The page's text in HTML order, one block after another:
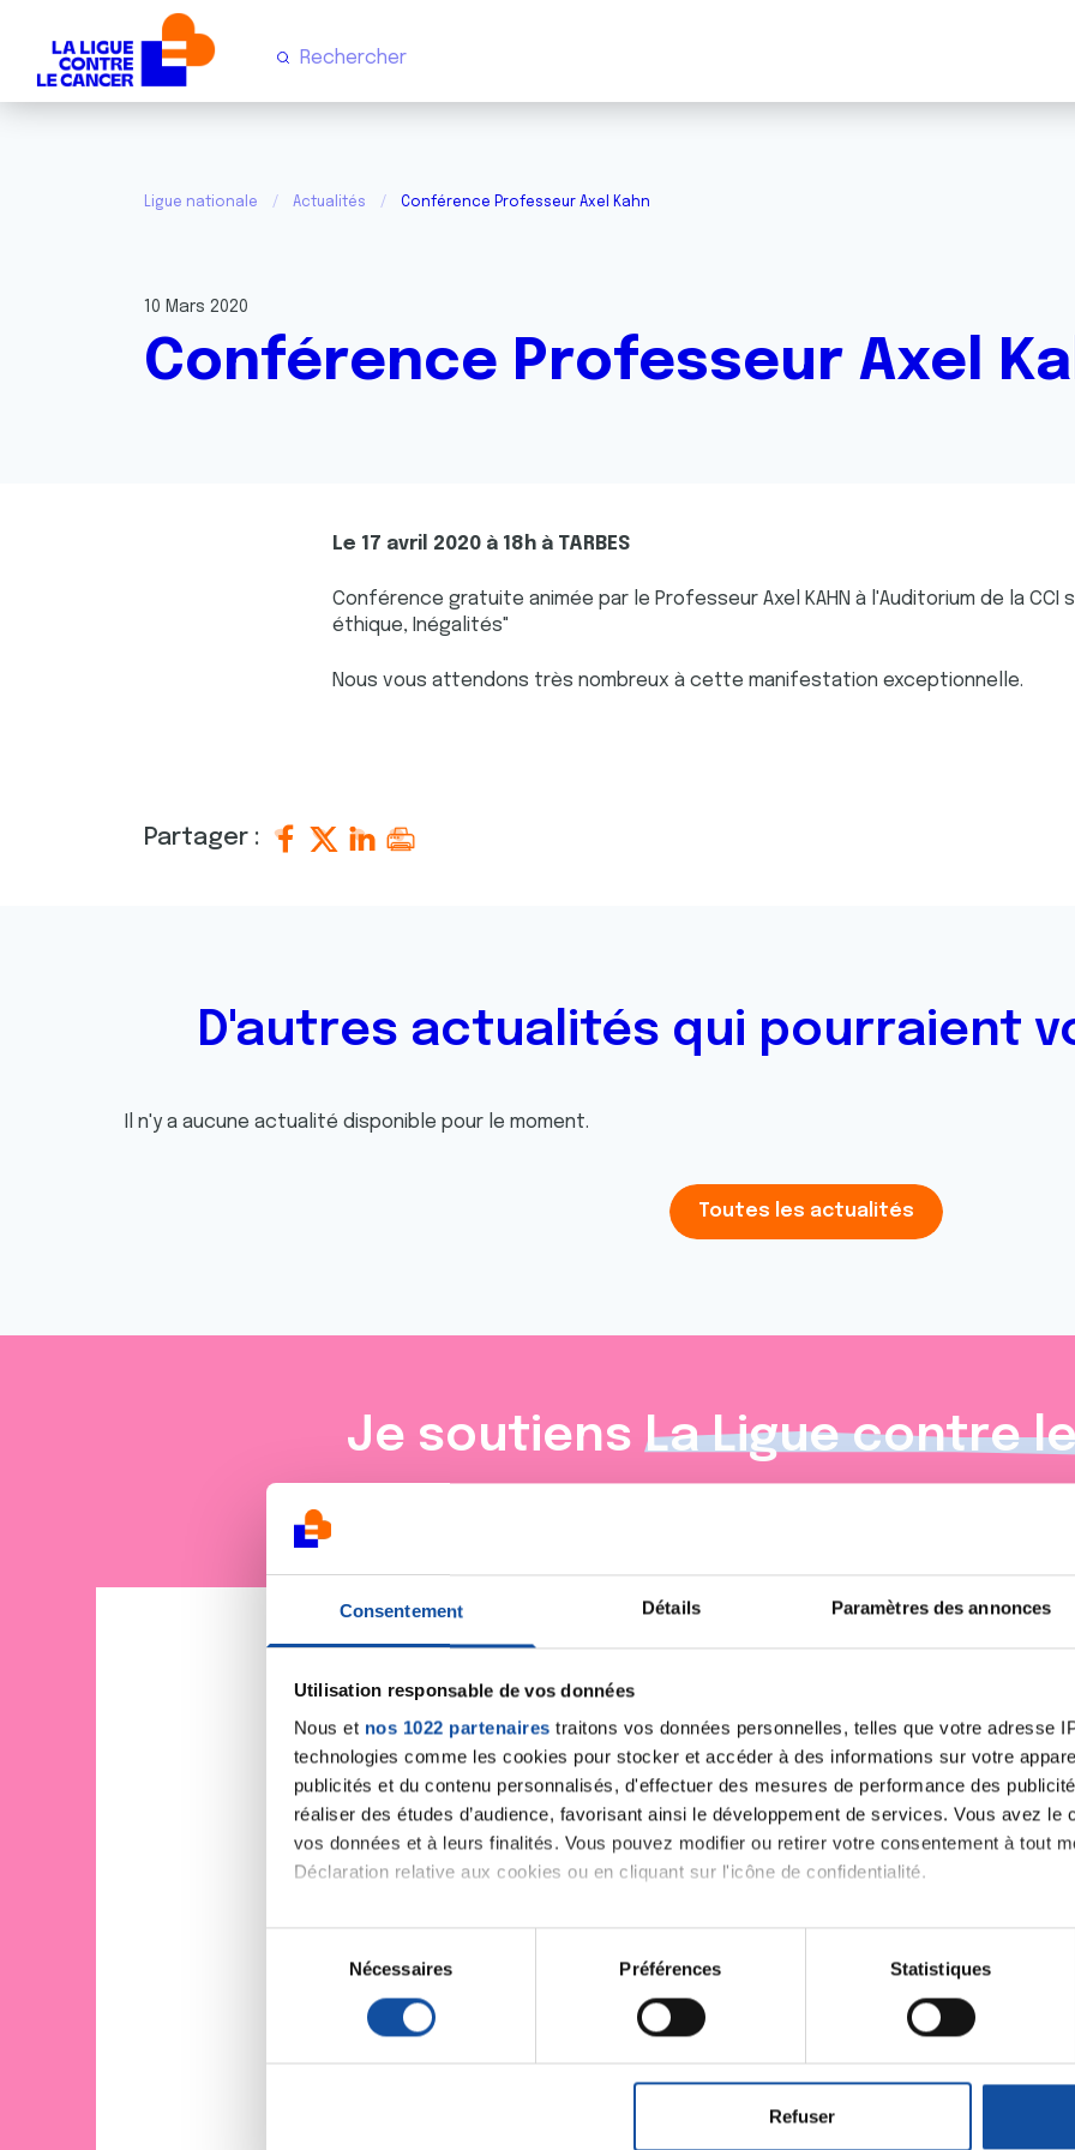
Consentement Détails Paramètres des annonces
Utilisation responsable de vos données
Nous et nos 1022 partenaires traitons vos données personnelles, telles que votre adresse
technologies comme les cookies pour stocker et accéder à des informations sur votre
publicités et du contenu personnalisés, d'effectuer des mesures de performance des
réaliser des études d’audience, favorisant ainsi le développement de services. Vous avez le
vos données et à leurs finalités. Vous pouvez modifier ou retirer votre consentement à tout
Déclaration relative aux cookies ou en cliquant sur l'icône de confidentialité.
Si vous le permettez, nous aimerions également :
Collecter des informations sur votre localisation géographique qui peuvent être
digitales).
Pour en savoir plus sur le traitement de vos données personnelles et définir vos
. Vous pouvez modifier ou retirer votre consentement à tout moment à partir de la
Nécessaires Préférences Statistiques
Refuser
Ligue nationale Actualités Conférence Professeur Axel Kahn
10 Mars 2020
Conférence Professeur Axel
Le 17 avril 2020 à 18h à TARBES
Conférence gratuite animée par le Professeur Axel KAHN à l'Auditorium de la CCI
éthique, Inégalités"
Nous vous attendons très nombreux à cette manifestation exceptionnelle.
Partager :
D'autres actualités qui pourraient
Il n'y a aucune actualité disponible pour le moment.
Toutes les actualités
Je soutiens La Ligue contre
Faites un don et